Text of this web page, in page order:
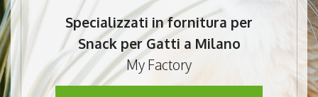
Specializzati in fornitura per
Snack per Gatti a Milano
My Factory